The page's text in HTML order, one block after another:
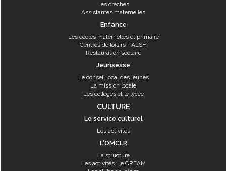
Les crèches
Assistantes maternelles
Enfance
Les écoles maternelles et primaire
Centres de loisirs - ALSH
Restauration scolaire
Jeunsesse
Le conseil local des jeunes
La mission locale
Les collèges et le lycée
CULTURE
Le service culturel
Les activités
L'OMCLR
La structure
Les activités : le CREAM